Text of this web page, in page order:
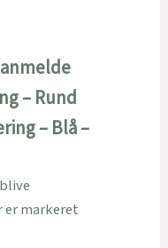
– Rund
– Blå –
markeret